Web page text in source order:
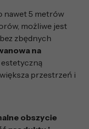
nawet 5 metrów
możliwe jest
bez zbędnych
na
przestrzeń i
obszycie